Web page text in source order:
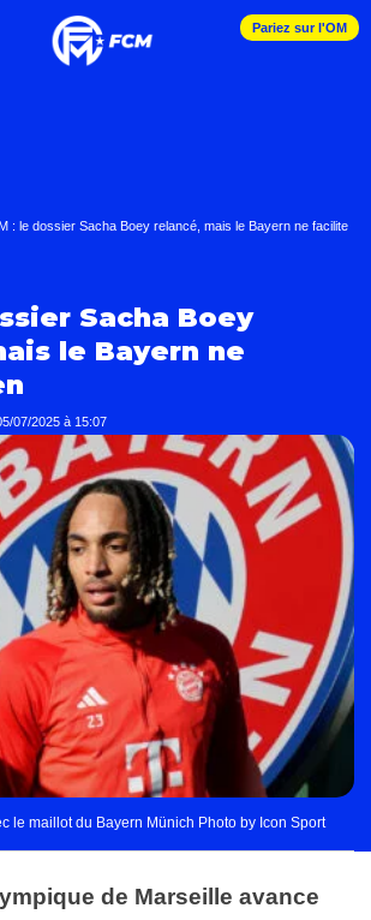
Pariez sur l'OM
: le dossier Sacha Boey relancé, mais le Bayern ne facilite
Sacha Boey
le Bayern ne
07/2025 à 15:07
le maillot du Bayern Münich Photo by Icon Sport
de Marseille avance